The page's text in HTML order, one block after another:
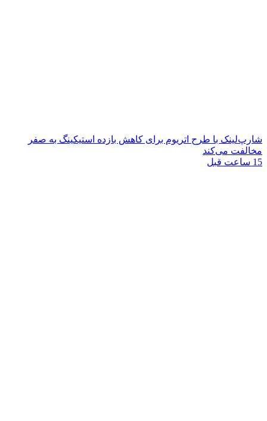
شارپ‌لینک با طرح اتریوم برای کاهش بازده استیکینگ به صفر
مخالفت می‌کند
15 ساعت قبل